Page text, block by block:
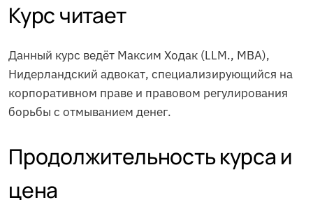
Курс читает
Данный курс ведёт Максим Ходак (LLM., MBA),
Нидерландский адвокат, специализирующийся на
корпоративном праве и правовом регулирования
борьбы с отмыванием денег.
Продолжительность курса и
цена